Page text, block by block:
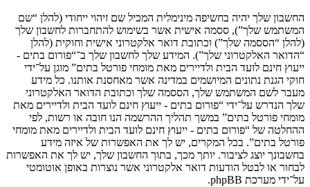
החשבון שלך יהיה בחשיפה מינימלית המכיל שם זיהוי ייחודי (להלן “שם
המשתמש שלך”), ססמה אישית אשר בשימוש להתחברות לחשבון שלך
(להלן “הססמה שלך”) וכתובת דואר אלקטרוני אישית וחוקית (להלן
“הדואר האלקטרוני שלך”). המידע שלך לחשבון שלך ב־“פורום בתים -
ייעוץ חינם לועד הבית ולדיירים מאת מומחי פורטל בתים” מוגן על־ידי
חוקי הגנת נתונים המיושמים במדינה אשר מאחסנת אותנו. כל מידע
מעבר לשם המשתמש שלך, הססמה שלך וכתובת הדואר האלקטרוני
שלך הנדרש על־ידי “פורום בתים - ייעוץ חינם לועד הבית ולדיירים מאת
מומחי פורטל בתים” במשך תהליך ההרשמה הנו חובה או רשות, לפי
ההחלטה של “פורום בתים - ייעוץ חינם לועד הבית ולדיירים מאת מומחי
פורטל בתים”. בכל המקרים, יש לך את האפשרות של איזה מידע
בחשבונך יוצג לציבור. יותך מכך, בתוך החשבון שלך, יש לך את האפשרות
לבחור או לבטל הודעות דואר אלקטרוני אשר נוצרות באופן אוטומטי
על־ידי מערכת phpBB.